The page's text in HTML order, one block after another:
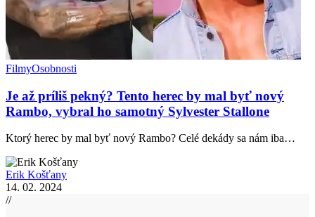
FilmyOsobnosti
Je až príliš pekný? Tento herec by mal byť nový
Rambo, vybral ho samotný Sylvester Stallone
Ktorý herec by mal byť nový Rambo? Celé dekády sa nám iba…
Erik Košťany
14. 02. 2024
//